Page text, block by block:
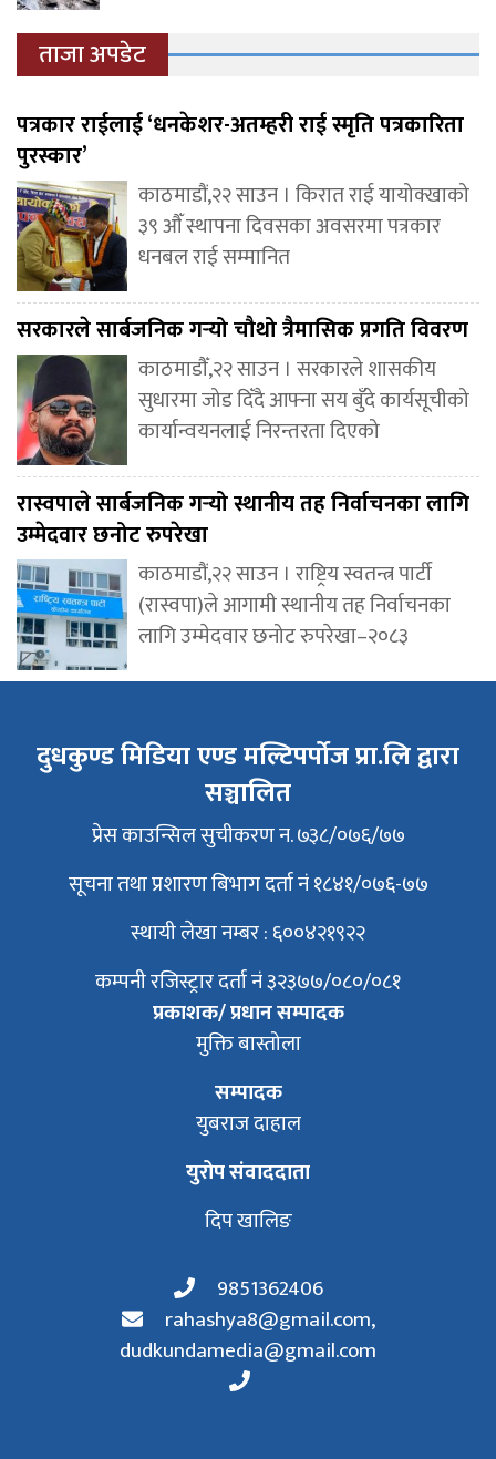
ताजा अपडेट
पत्रकार राईलाई ‘धनकेशर-अतम्हरी राई स्मृति पत्रकारिता
पुरस्कार’
काठमाडौं,२२ साउन । किरात राई यायोक्खाको
३९ औँ स्थापना दिवसका अवसरमा पत्रकार
धनबल राई सम्मानित
सरकारले सार्बजनिक गर्‍यो चौथो त्रैमासिक प्रगति विवरण
काठमाडौँ,२२ साउन । सरकारले शासकीय
सुधारमा जोड दिँदै आफ्ना सय बुँदे कार्यसूचीको
कार्यान्वयनलाई निरन्तरता दिएको
रास्वपाले सार्बजनिक गर्‍यो स्थानीय तह निर्वाचनका लागि
उम्मेदवार छनोट रुपरेखा
काठमाडौं,२२ साउन । राष्ट्रिय स्वतन्त्र पार्टी
(रास्वपा)ले आगामी स्थानीय तह निर्वाचनका
लागि उम्मेदवार छनोट रुपरेखा–२०८३
दुधकुण्ड मिडिया एण्ड मल्टिपर्पोज प्रा.लि द्वारा
सञ्चालित
प्रेस काउन्सिल सुचीकरण न. ७३८/०७६/७७
सूचना तथा प्रशारण बिभाग दर्ता नं १८४१/०७६-७७
स्थायी लेखा नम्बर : ६००४२१९२२
कम्पनी रजिस्ट्रार दर्ता नं ३२३७७/०८०/०८१
प्रकाशक/ प्रधान सम्पादक
मुक्ति बास्तोला
सम्पादक
युबराज दाहाल
युरोप संवाददाता
दिप खालिङ
9851362406
rahashya8@gmail.com,
dudkundamedia@gmail.com